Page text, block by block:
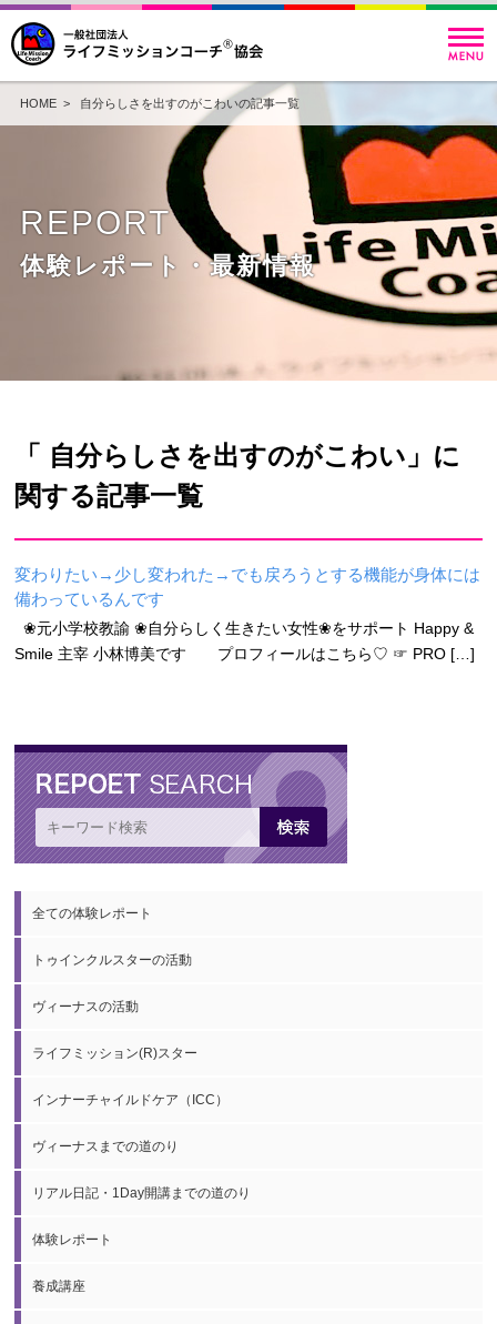
HOME> 自分らしさを出すのがこわいの記事一覧
REPORT
体験レポート・最新情報
「 自分らしさを出すのがこわい」に
関する記事一覧
変わりたい→少し変われた→でも戻ろうとする機能が身体には
備わっているんです
❀元小学校教諭 ❀自分らしく生きたい女性❀をサポート Happy &
Smile 主宰 小林博美です プロフィールはこちら♡ ☞ PRO […]
全ての体験レポート
トゥインクルスターの活動
ヴィーナスの活動
ライフミッション(R)スター
インナーチャイルドケア（ICC）
ヴィーナスまでの道のり
リアル日記・1Day開講までの道のり
体験レポート
養成講座